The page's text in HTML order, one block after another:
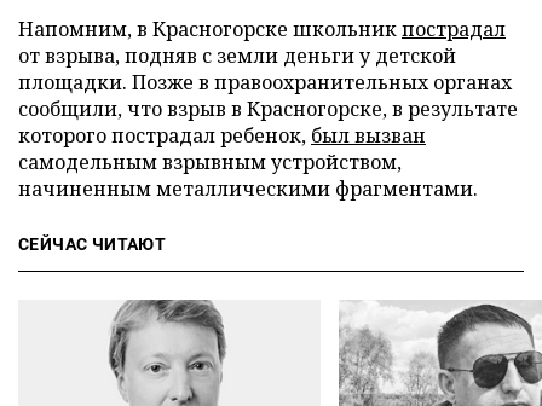
Напомним, в Красногорске школьникпострадал
от взрыва, подняв с земли деньги у детской
площадки. Позже в правоохранительных органах
сообщили, что взрыв в Красногорске, в результате
которого пострадал ребенок, был вызван
самодельным взрывным устройством,
начиненным металлическими фрагментами.
СЕЙЧАС ЧИТАЮТ